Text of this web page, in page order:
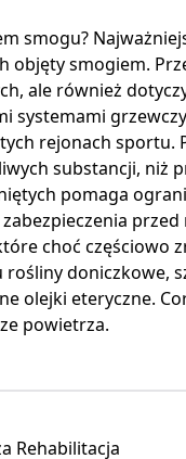
smogu?
objęty smogiem.
ale również
systemami
rejonach sportu.
substancji, niż
pomaga
choć częściowo
doniczkowe,
olejki eteryczne.
powietrza.